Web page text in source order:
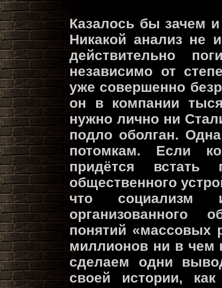
Казалось бы зачем
Никакой анализ не
действительно
независимо от
уже совершенно
он в компании
нужно лично ни
подло оболган.
потомкам. Если
придётся
общественного
что социализм
организованного
понятий «массовых
миллионов ни в
сделаем одни
своей истории, как